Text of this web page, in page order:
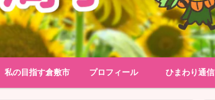
私の目指す倉敷市 プロフィール ひまわり通信